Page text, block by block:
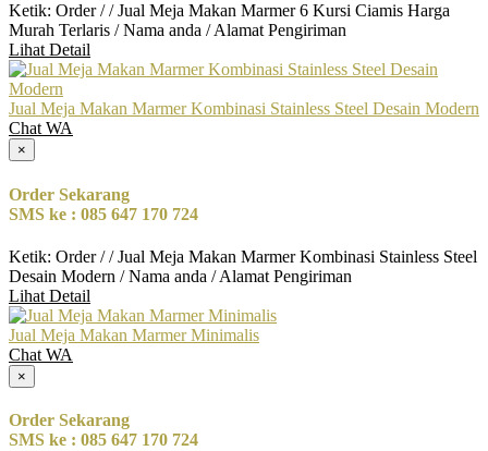
Ketik: Order / / Jual Meja Makan Marmer 6 Kursi Ciamis Harga
Murah Terlaris / Nama anda / Alamat Pengiriman
Lihat Detail
Jual Meja Makan Marmer Kombinasi Stainless Steel Desain Modern
Chat WA
×
Order Sekarang
SMS ke : 085 647 170 724
Ketik: Order / / Jual Meja Makan Marmer Kombinasi Stainless Steel
Desain Modern / Nama anda / Alamat Pengiriman
Lihat Detail
Jual Meja Makan Marmer Minimalis
Chat WA
×
Order Sekarang
SMS ke : 085 647 170 724